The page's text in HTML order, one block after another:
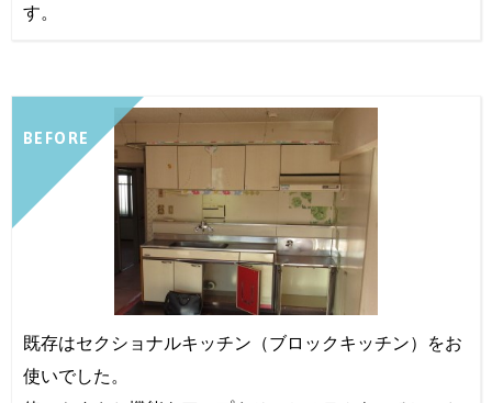
す。
BEFORE
既存はセクショナルキッチン（ブロックキッチン）をお
使いでした。